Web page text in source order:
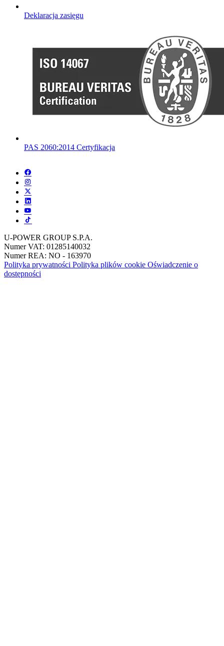
Deklaracja zasięgu
PAS 2060:2014 Certyfikacja
Polityka prywatności Polityka plików cookie Oświadczenie o
dostępności
U-POWER GROUP S.P.A.
Numer VAT: 01285140032
Numer REA: NO - 163970